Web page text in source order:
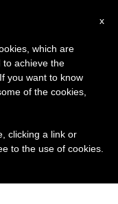
x
which are
to achieve the
you want to know
of the cookies,
clicking a link or
to the use of cookies.